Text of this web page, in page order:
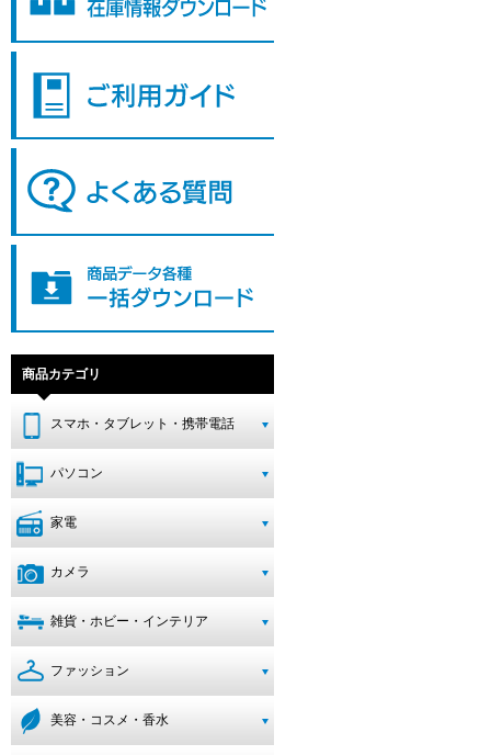
商品カテゴリ
スマホ・タブレット・携帯電話
パソコン
家電
カメラ
雑貨・ホビー・インテリア
ファッション
美容・コスメ・香水